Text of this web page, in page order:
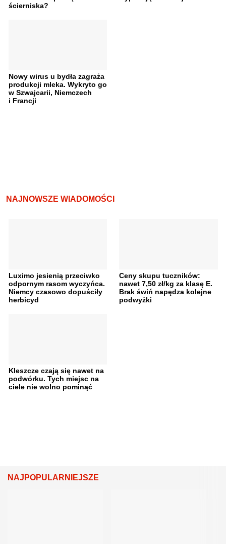
ścierniska?
Nowy wirus u bydła zagraża
produkcji mleka. Wykryto go
w Szwajcarii, Niemczech
i Francji
NAJNOWSZE WIADOMOŚCI
Luximo jesienią przeciwko
odpornym rasom wyczyńca.
Niemcy czasowo dopuściły
herbicyd
Ceny skupu tuczników:
nawet 7,50 zł/kg za klasę E.
Brak świń napędza kolejne
podwyżki
Kleszcze czają się nawet na
podwórku. Tych miejsc na
ciele nie wolno pominąć
NAJPOPULARNIEJSZE